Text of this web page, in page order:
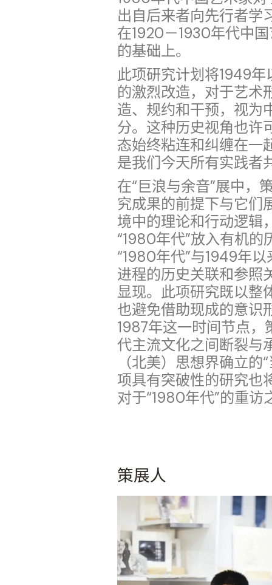
出自后来者向先行者学
在1920－1930年代中
的基础上。
此项研究计划将1949
的激烈改造，对于艺术
造、规约和干预，视为
分。这种历史视角也许
态始终粘连和纠缠在一
是我们今天所有实践者
在“巨浪与余音”展中，
究成果的前提下与它们
境中的理论和行动逻辑
“1980年代”放入有机
“1980年代”与1949年
进程的历史关联和参照
显现。此项研究既以整
也避免借助现成的意识
1987年这一时间节点
代主流文化之间断裂与
（北美）思想界确立
项具有突破性的研究也
对于“1980年代”的重访
策展人